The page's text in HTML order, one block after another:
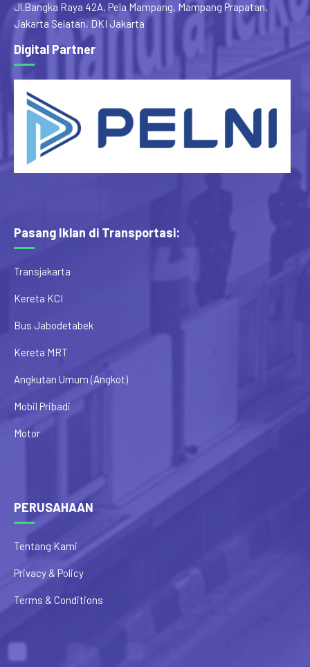
Jl.Bangka Raya 42A, Pela Mampang, Mampang Prapatan,
Jakarta Selatan, DKI Jakarta
Digital Partner
Pasang Iklan di Transportasi:
Transjakarta
Kereta KCI
Bus Jabodetabek
Kereta MRT
Angkutan Umum (Angkot)
Mobil Pribadi
Motor
PERUSAHAAN
Tentang Kami
Privacy & Policy
Terms & Conditions